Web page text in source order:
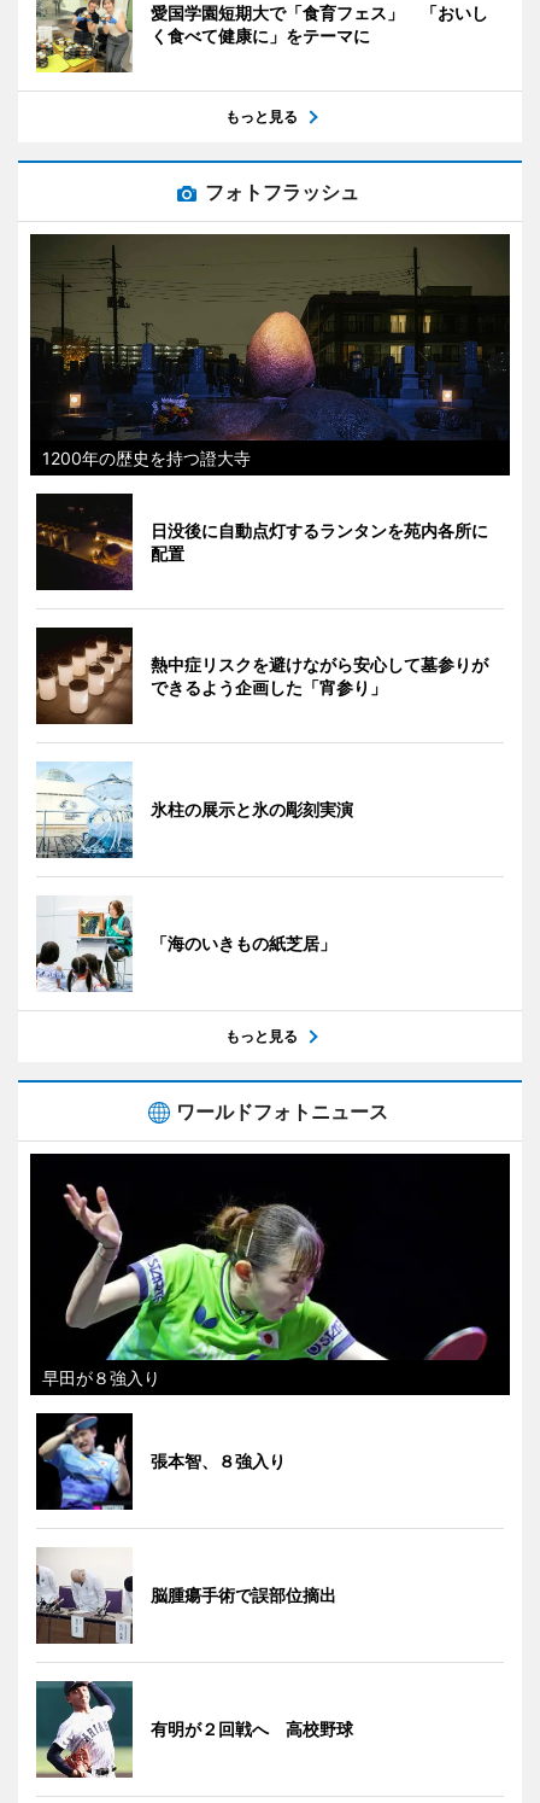
愛国学園短期大で「食育フェス」 「おいし
く食べて健康に」をテーマに
もっと見る
フォトフラッシュ
1200年の歴史を持つ證大寺
日没後に自動点灯するランタンを苑内各所に
配置
熱中症リスクを避けながら安心して墓参りが
できるよう企画した「宵参り」
氷柱の展示と氷の彫刻実演
「海のいきもの紙芝居」
もっと見る
ワールドフォトニュース
早田が８強入り
張本智、８強入り
脳腫瘍手術で誤部位摘出
有明が２回戦へ 高校野球